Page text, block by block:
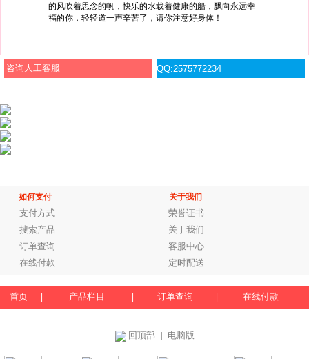
的风吹着思念的帆，快乐的水载着健康的船，飘向永远幸
福的你，轻轻道一声辛苦了，请你注意好身体！
咨询人工客服 QQ:2575772234
如何支付 关于我们
支付方式
荣誉证书
搜索产品
关于我们
订单查询
客服中心
在线付款
定时配送
首页 产品栏目 订单查询 在线付款
回顶部 电脑版